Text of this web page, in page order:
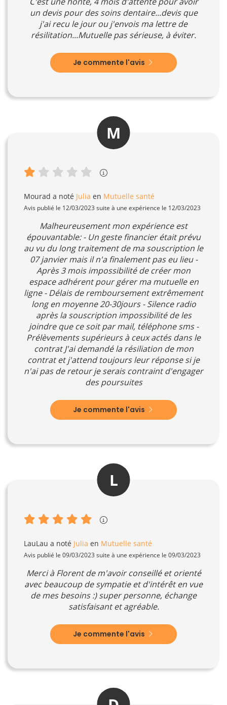
un devis pour des soins dentaire...devis que
j'ai recu le jour ou j'envois ma lettre de
résilitation...Mutuelle pas sérieuse, à éviter.
Je commente l'avis
M
Mourad a noté Julia en Mutuelle santé
Avis publié le 12/03/2023 suite à une expérience le 12/03/2023
Malheureusement mon expérience est
épouvantable: - Un geste financier était prévu
au vu du long traitement de ma souscription le
07 janvier mais il n'a finalement pas eu lieu -
Après 3 mois impossibilité de créer mon
espace adhérent pour gérer ma mutuelle en
ligne - Délais de remboursement extrêmement
long en moyenne 20-30jours - Silence radio
après la souscription impossibilité de les
joindre que ce soit par mail, téléphone sms -
Prélèvements supérieurs à ceux actés dans le
contrat J'ai demandé la résiliation de mon
contrat et j'attend toujours leur réponse si je
n'ai pas de retour je serais contraint d'engager
des poursuites
Je commente l'avis
L
LauLau a noté Julia en Mutuelle santé
Avis publié le 09/03/2023 suite à une expérience le 09/03/2023
Merci à Florent de m'avoir conseillé et orienté
avec beaucoup de sympatie et d'intérêt en vue
de mes besoins :) super personne, échange
satisfaisant et agréable.
Je commente l'avis